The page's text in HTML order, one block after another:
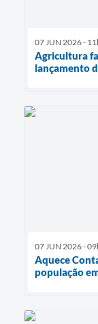
07 JUN 2026 -
Agricultura
lançamento
07 JUN 2026 -
Aquece
população